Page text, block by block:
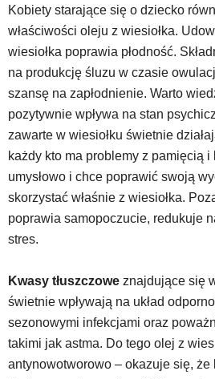
Kobiety starające się o dziecko
właściwości oleju z wiesiołka.
wiesiołka poprawia płodność.
na produkcję śluzu w czasie
szansę na zapłodnienie. Warto
pozytywnie wpływa na stan
zawarte w wiesiołku świetnie
każdy kto ma problemy z pamięcią
umysłowo i chce poprawić swoją
skorzystać właśnie z wiesiołka.
poprawia samopoczucie, redukuje
stres.
Kwasy tłuszczowe znajdujące się
świetnie wpływają na układ
sezonowymi infekcjami oraz
takimi jak astma. Do tego olej z
antynowotworowo – okazuje się, że